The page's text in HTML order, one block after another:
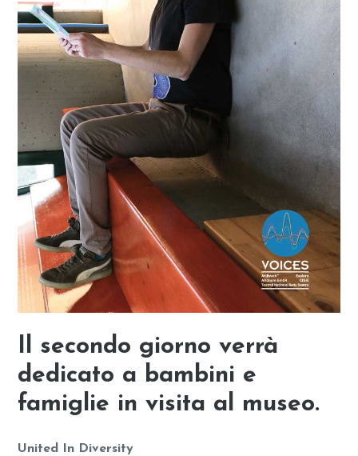
Il secondo giorno verrà
dedicato a bambini e
famiglie in visita al museo.
United In Diversity